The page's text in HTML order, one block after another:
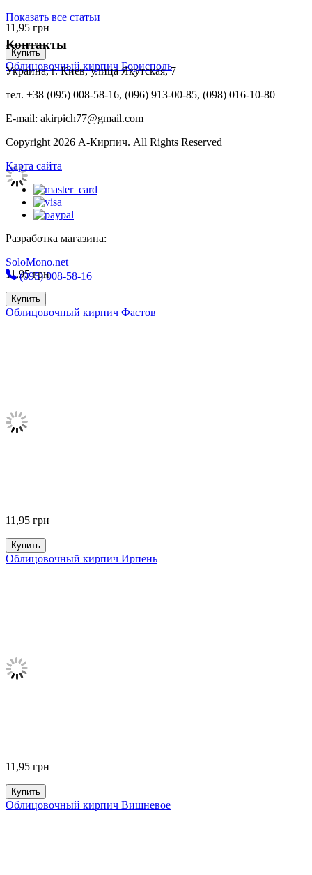
11,95 грн
Купить
Облицовочный кирпич Борисполь
11,95грн
Купить
Облицовочный кирпич Фастов
11,95 грн
Купить
Облицовочный кирпич Ирпень
11,95 грн
Купить
Облицовочный кирпич Вишневое
Показать все статьи
Контакты
Украина, г. Киев, улица Якутская, 7
тел. +38 (095) 008-58-16, (096) 913-00-85, (098) 016-10-80
E-mail: akirpich77@gmail.com
Copyright 2026 А-Кирпич. All Rights Reserved
Карта сайта
Разработка магазина:
SoloMono.net
(095) 008-58-16